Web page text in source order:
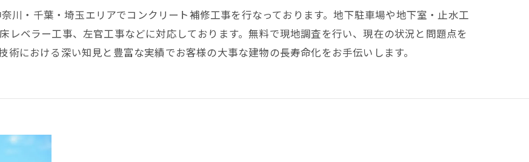
川・千葉・埼玉エリアでコンクリート補修工事を行なっております。地下駐車場や地下室・止水工
レベラー工事、左官工事などに対応しております。無料で現地調査を行い、現在の状況と問題点を
における深い知見と豊富な実績でお客様の大事な建物の長寿命化をお手伝いします。